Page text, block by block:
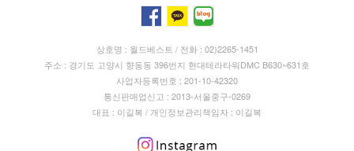
상호명 : 월드베스트 / 전화 : 02)2265-1451
주소 : 경기도 고양시 향동동 396번지 현대테라타워DMC B630~631호
사업자등록번호 : 201-10-42320
통신판매업신고 : 2013-서울중구-0269
대표 : 이길복 / 개인정보관리책임자 : 이길복